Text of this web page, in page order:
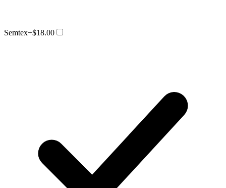
Semtex+$18.00